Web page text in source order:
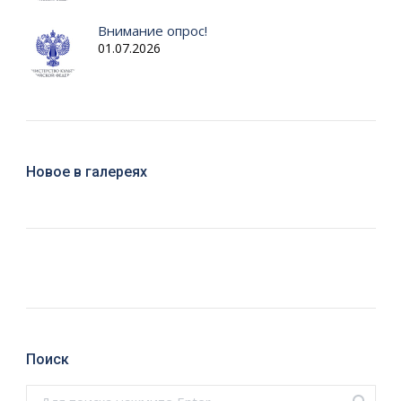
Внимание опрос!
01.07.2026
Новое в галереях
Поиск